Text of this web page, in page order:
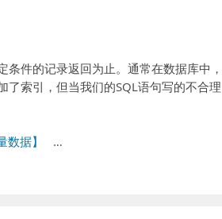
条件的记录返回为止。通常在数据库中
索引，但当我们的SQL语句写的不合
数据】
…